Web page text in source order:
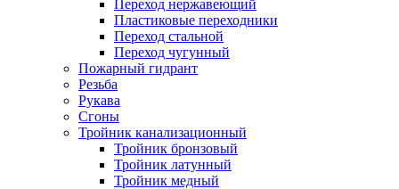
Переход нержавеющий
Пластиковые переходники
Переход стальной
Переход чугунный
Пожарный гидрант
Резьба
Рукава
Сгоны
Тройник канализационный
Тройник бронзовый
Тройник латунный
Тройник медный